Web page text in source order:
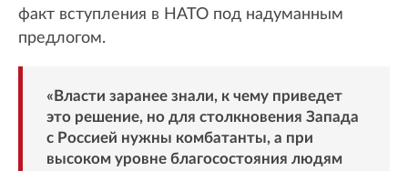
факт вступления в НАТО под надуманным
предлогом.
«Власти заранее знали, к чему приведет
это решение, но для столкновения Запада
с Россией нужны комбатанты, а при
высоком уровне благосостояния людям